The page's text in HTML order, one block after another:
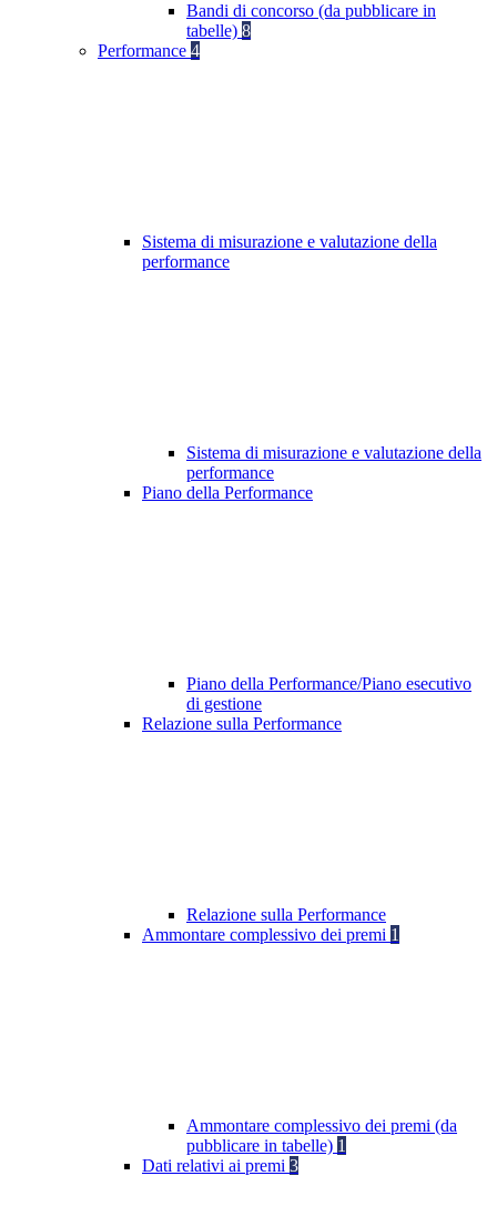
Bandi di concorso (da pubblicare in
tabelle) 8
Performance 4
Sistema di misurazione e valutazione della
performance
Sistema di misurazione e valutazione della
performance
Piano della Performance
Piano della Performance/Piano esecutivo
di gestione
Relazione sulla Performance
Relazione sulla Performance
Ammontare complessivo dei premi 1
Ammontare complessivo dei premi (da
pubblicare in tabelle) 1
Dati relativi ai premi 3